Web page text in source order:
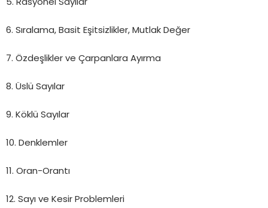
5. Rasyonel Sayılar
6. Sıralama, Basit Eşitsizlikler, Mutlak Değer
7. Özdeşlikler ve Çarpanlara Ayırma
8. Üslü Sayılar
9. Köklü Sayılar
10. Denklemler
11. Oran-Orantı
12. Sayı ve Kesir Problemleri